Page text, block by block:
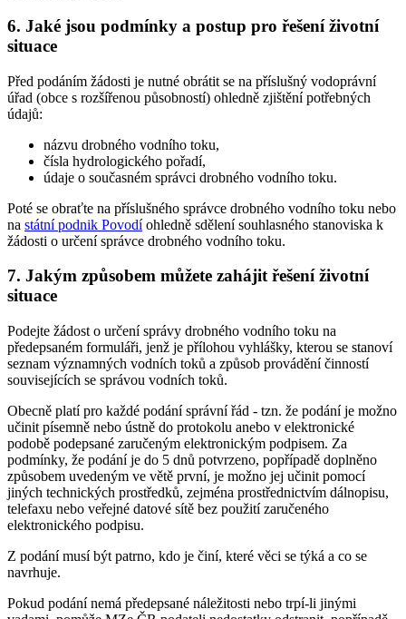
6. Jaké jsou podmínky a postup pro řešení životní
situace
Před podáním žádosti je nutné obrátit se na příslušný vodoprávní
úřad (obce s rozšířenou působností) ohledně zjištění potřebných
údajů:
názvu drobného vodního toku,
čísla hydrologického pořadí,
údaje o současném správci drobného vodního toku.
Poté se obraťte na příslušného správce drobného vodního toku nebo
na státní podnik Povodíohledně sdělení souhlasného stanoviska k
žádosti o určení správce drobného vodního toku.
7. Jakým způsobem můžete zahájit řešení životní
situace
Podejte žádost o určení správy drobného vodního toku na
předepsaném formuláři, jenž je přílohou vyhlášky, kterou se stanoví
seznam významných vodních toků a způsob provádění činností
souvisejících se správou vodních toků.
Obecně platí pro každé podání správní řád - tzn. že podání je možno
učinit písemně nebo ústně do protokolu anebo v elektronické
podobě podepsané zaručeným elektronickým podpisem. Za
podmínky, že podání je do 5 dnů potvrzeno, popřípadě doplněno
způsobem uvedeným ve větě první, je možno jej učinit pomocí
jiných technických prostředků, zejména prostřednictvím dálnopisu,
telefaxu nebo veřejné datové sítě bez použití zaručeného
elektronického podpisu.
Z podání musí být patrno, kdo je činí, které věci se týká a co se
navrhuje.
Pokud podání nemá předepsané náležitosti nebo trpí-li jinými